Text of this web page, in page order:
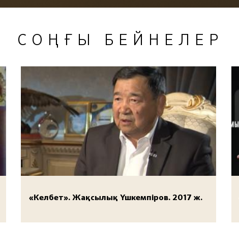
СОҢҒЫ БЕЙНЕЛЕР
«Келбет». Жақсылық Үшкемпіров. 2017 ж.